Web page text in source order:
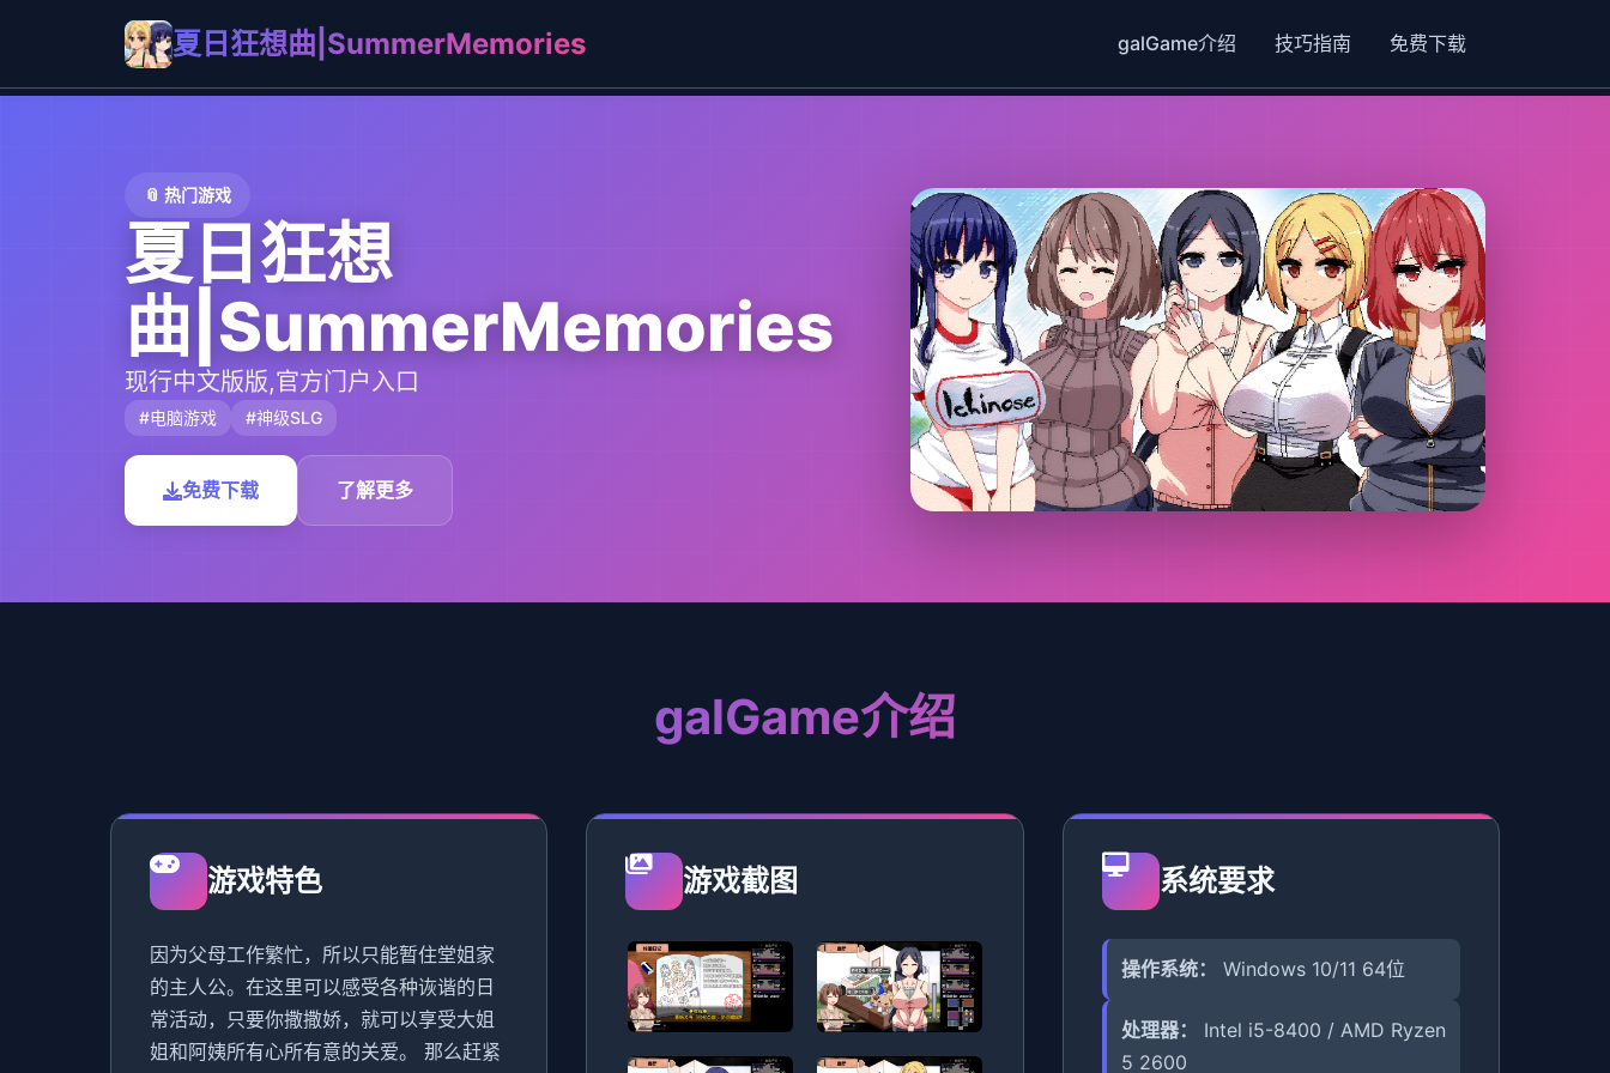
夏日狂想曲|SummerMemories galGame介绍 技巧指南 免费下载
📎 热门游戏
夏日狂想
曲|SummerMemories
现行中文版版,官方门户入口
#电脑游戏 #神级SLG
免费下载 了解更多
galGame介绍
游戏特色
因为父母工作繁忙，所以只能暂住堂姐家
的主人公。在这里可以感受各种诙谐的日
常活动，只要你撒撒娇，就可以享受大姐
姐和阿姨所有心所有意的关爱。 那么赶紧
游戏截图 系统要求
操作系统： Windows 10/11 64位
处理器：
Intel i5-8400 / AMD Ryzen
5 2600